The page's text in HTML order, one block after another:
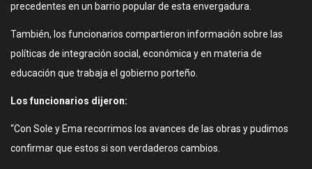
precedentes en un barrio popular de esta envergadura.
También, los funcionarios compartieron información sobre las
políticas de integración social, económica y en materia de
educación que trabaja el gobierno porteño.
Los funcionarios dijeron:
“Con Sole y Ema recorrimos los avances de las obras y pudimos
confirmar que estos si son verdaderos cambios.